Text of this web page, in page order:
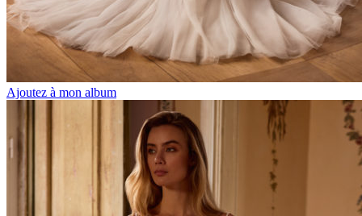
Ajoutez à mon album